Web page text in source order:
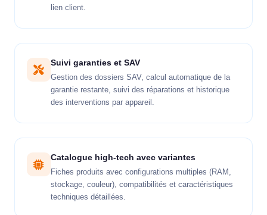
lien client.
Suivi garanties et SAV
Gestion des dossiers SAV, calcul automatique de la
garantie restante, suivi des réparations et historique
des interventions par appareil.
Catalogue high-tech avec variantes
Fiches produits avec configurations multiples (RAM,
stockage, couleur), compatibilités et caractéristiques
techniques détaillées.